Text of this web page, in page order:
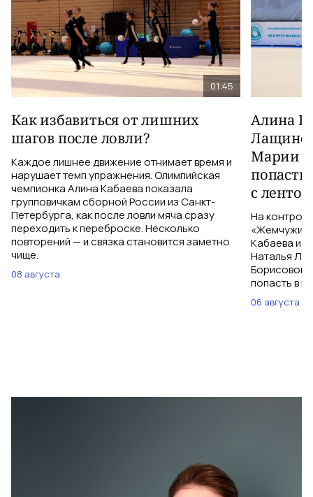
01:45
Как избавиться от лишних
шагов после ловли?
Каждое лишнее движение отнимает время и
нарушает темп упражнения. Олимпийская
чемпионка Алина Кабаева показала
групповичкам сборной России из Санкт-
Петербурга, как после ловли мяча сразу
переходить к переброске. Несколько
повторений — и связка становится заметно
чище.
08 августа
Алина
Марии
с лентой
На
Кабаева и
Наталья
Борисовой
попасть в
06 августа